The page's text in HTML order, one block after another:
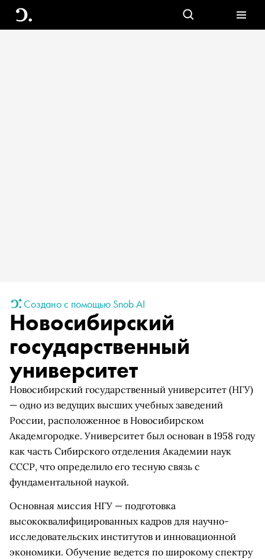
Создано с помощью Snob AI
Новосибирский
государственный
университет
Новосибирский государственный университет (НГУ)
— одно из ведущих высших учебных заведений
России, расположенное в Новосибирском
Академгородке. Университет был основан в 1958 году
как часть Сибирского отделения Академии наук
СССР, что определило его тесную связь с
фундаментальной наукой.
Основная миссия НГУ — подготовка
высококвалифицированных кадров для научно-
исследовательских институтов и инновационной
экономики. Обучение ведется по широкому спектру